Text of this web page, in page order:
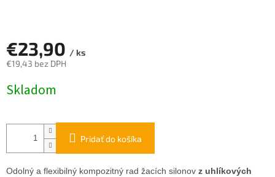
€23,90 / ks
€19,43 bez DPH
cena:
Skladom
Pridať do košíka
Odolný a flexibilný kompozitný rad žacích silonov z uhlíkových